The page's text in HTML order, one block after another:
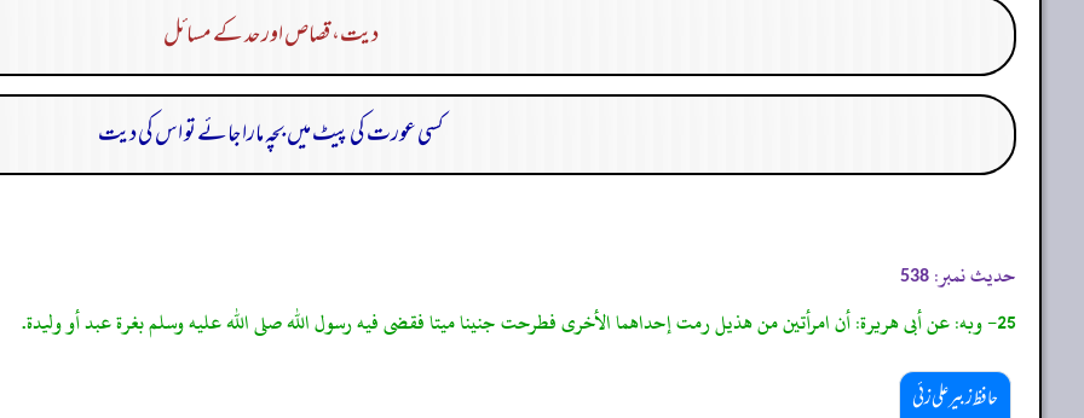
دیت، قصاص اور حد کے مسائل
کسی عورت کی پیٹ میں بچہ مارا جائے تو اس کی دیت
حدیث نمبر: 538
25- وبه: عن أبى هريرة: أن امرأتين من هذيل رمت إحداهما الأخرى فطرحت جنينا ميتا فقضى فيه رسول الله صلى الله عليه وسلم بغرة عبد أو وليدة.
حافظ زبیر علی زئی